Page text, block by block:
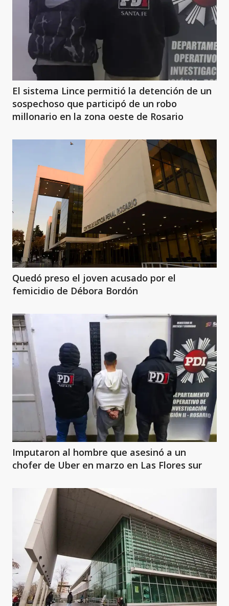
El sistema Lince permitió la detención de un
sospechoso que participó de un robo
millonario en la zona oeste de Rosario
Quedó preso el joven acusado por el
femicidio de Débora Bordón
Imputaron al hombre que asesinó a un
chofer de Uber en marzo en Las Flores sur